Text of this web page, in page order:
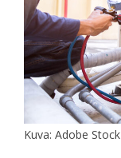
Kuva: Adobe Stock